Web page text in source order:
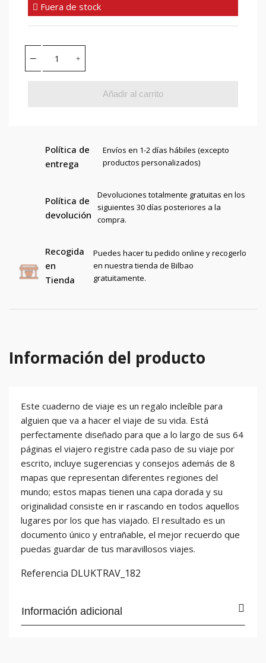
Fuera de stock
Añadir al carrito
Política de
entrega
Envíos en 1-2 días hábiles (excepto
productos personalizados)
Política de
devolución
Devoluciones totalmente gratuitas en los
siguientes 30 días posteriores a la
compra.
Recogida
en
Tienda
Puedes hacer tu pedido online y recogerlo
en nuestra tienda de Bilbao
gratuitamente.
Información del producto
Este cuaderno de viaje es un regalo incleíble para
alguien que va a hacer el viaje de su vida. Está
perfectamente diseñado para que a lo largo de sus 64
páginas el viajero registre cada paso de su viaje por
escrito, incluye sugerencias y consejos además de 8
mapas que representan diferentes regiones del
mundo; estos mapas tienen una capa dorada y su
originalidad consiste en ir rascando en todos aquellos
lugares por los que has viajado. El resultado es un
documento único y entrañable, el mejor recuerdo que
puedas guardar de tus maravillosos viajes.
Referencia DLUKTRAV_182
Información adicional